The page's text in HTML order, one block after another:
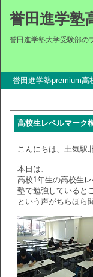
誉田進学塾
誉田進学塾大学受験部の
誉田進学塾premium高
高校生レベルマーク
こんにちは、土気駅
本日は、
高校1年生の高校生
塾で勉強していると
という声がちらほら